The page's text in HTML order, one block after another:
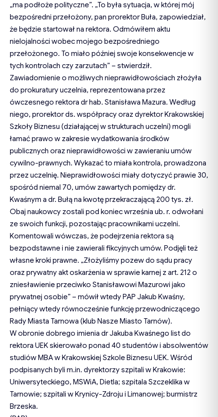
„ma podłoże polityczne”. „To była sytuacja, w której mój
bezpośredni przełożony, pan prorektor Buła, zapowiedział,
że będzie startował na rektora. Odmówiłem aktu
nielojalności wobec mojego bezpośredniego
przełożonego. To miało później swoje konsekwencje w
tych kontrolach czy zarzutach” – stwierdził.
Zawiadomienie o możliwych nieprawidłowościach złożyła
do prokuratury uczelnia, reprezentowana przez
ówczesnego rektora dr hab. Stanisława Mazura. Według
niego, prorektor ds. współpracy oraz dyrektor Krakowskiej
Szkoły Biznesu (działającej w strukturach uczelni) mogli
łamać prawo w zakresie wydatkowania środków
publicznych oraz nieprawidłowości w zawieraniu umów
cywilno-prawnych. Wykazać to miała kontrola, prowadzona
przez uczelnię. Nieprawidłowości miały dotyczyć prawie 30,
spośród niemal 70, umów zawartych pomiędzy dr.
Kwaśnym a dr. Bułą na kwotę przekraczającą 200 tys. zł.
Obaj naukowcy zostali pod koniec września ub. r. odwołani
ze swoich funkcji, pozostając pracownikami uczelni.
Komentowali wówczas, że podejrzenia rektora są
bezpodstawne i nie zawierali fikcyjnych umów. Podjęli też
własne kroki prawne. „Złożyliśmy pozew do sądu pracy
oraz prywatny akt oskarżenia w sprawie karnej z art. 212 o
zniesławienie przeciwko Stanisławowi Mazurowi jako
prywatnej osobie” – mówił wtedy PAP Jakub Kwaśny,
pełniący wtedy równocześnie funkcję przewodniczącego
Rady Miasta Tarnowa (klub Nasze Miasto Tarnów).
W obronie dobrego imienia dr Jakuba Kwaśnego list do
rektora UEK skierowało ponad 40 studentów i absolwentów
studiów MBA w Krakowskiej Szkole Biznesu UEK. Wśród
podpisanych byli m.in. dyrektorzy szpitali w Krakowie:
Uniwersyteckiego, MSWiA, Dietla; szpitala Szczeklika w
Tarnowie; szpitali w Krynicy-Zdroju i Limanowej; burmistrz
Brzeska.